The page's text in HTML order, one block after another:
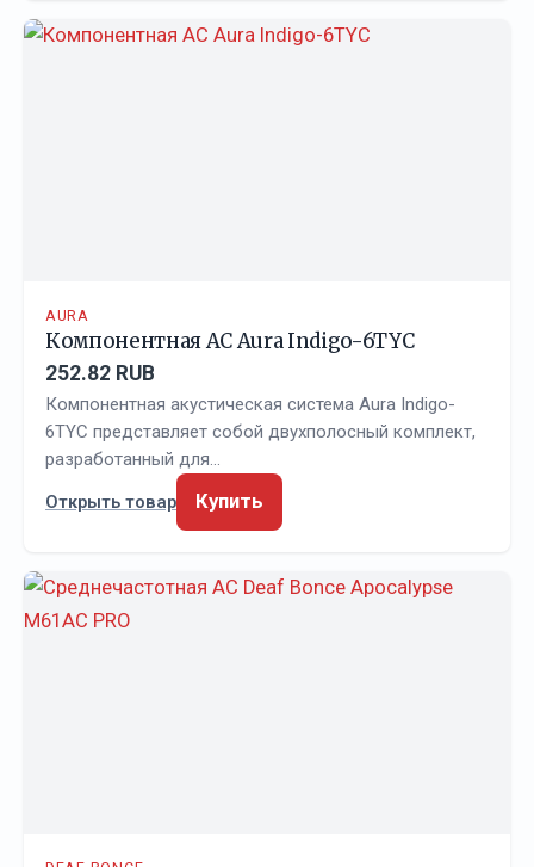
AURA
Компонентная АС Aura Indigo-6TYC
252.82 RUB
Компонентная акустическая система Aura Indigo-
6TYC представляет собой двухполосный комплект,
разработанный для…
Открыть товар
Купить